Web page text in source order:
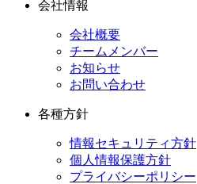
会社情報
会社概要
チームメンバー
お知らせ
お問い合わせ
各種方針
情報セキュリティ方針
個人情報保護方針
プライバシーポリシー